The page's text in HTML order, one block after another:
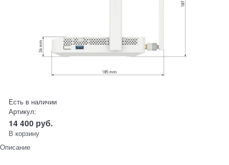
Есть в наличии
Артикул:
14 400 руб.
В корзину
Описание